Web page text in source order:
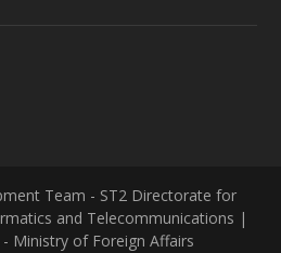
Team - ST2 Directorate for
and Telecommunications |
- Ministry of Foreign Affairs